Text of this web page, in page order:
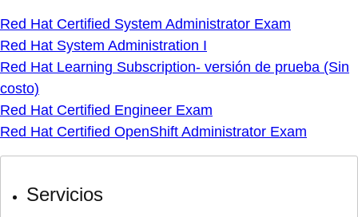
Red Hat Certified System Administrator Exam
Red Hat System Administration I
Red Hat Learning Subscription- versión de prueba (Sin
costo)
Red Hat Certified Engineer Exam
Red Hat Certified OpenShift Administrator Exam
Servicios